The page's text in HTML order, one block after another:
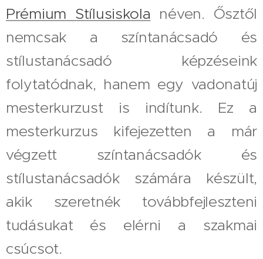
Prémium Stílusiskola néven. Ősztől
nemcsak a színtanácsadó és
stílustanácsadó képzéseink
folytatódnak, hanem egy vadonatúj
mesterkurzust is indítunk. Ez a
mesterkurzus kifejezetten a már
végzett színtanácsadók és
stílustanácsadók számára készült,
akik szeretnék továbbfejleszteni
tudásukat és elérni a szakmai
csúcsot.